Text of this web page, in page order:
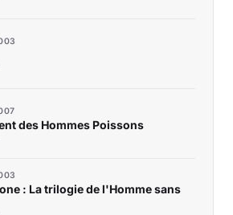
des Hommes Poissons
: La trilogie de l'Homme sans